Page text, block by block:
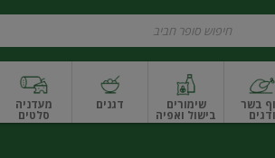
בשר
ודגים
שימורים
בישול ואפיה
דגנים מעדניה
סלטים
ונקניקים ואגוזיםפירות יבשים ארוזפירות יבשים